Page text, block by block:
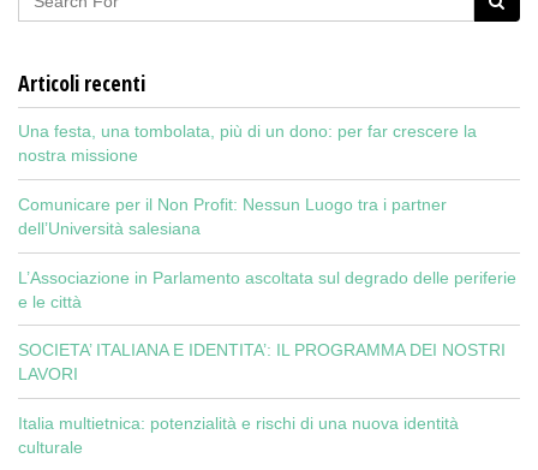
Articoli recenti
Una festa, una tombolata, più di un dono: per far crescere la
nostra missione
Comunicare per il Non Profit: Nessun Luogo tra i partner
dell’Università salesiana
L’Associazione in Parlamento ascoltata sul degrado delle periferie
e le città
SOCIETA’ ITALIANA E IDENTITA’: IL PROGRAMMA DEI NOSTRI
LAVORI
Italia multietnica: potenzialità e rischi di una nuova identità
culturale